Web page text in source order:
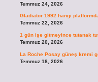
Temmuz 24, 2026
Gladiator 1992 hangi
Temmuz 22, 2026
1 gün işe gitmeyince tutanak
Temmuz 20, 2026
La Roche Posay güneş kremi
Temmuz 18, 2026